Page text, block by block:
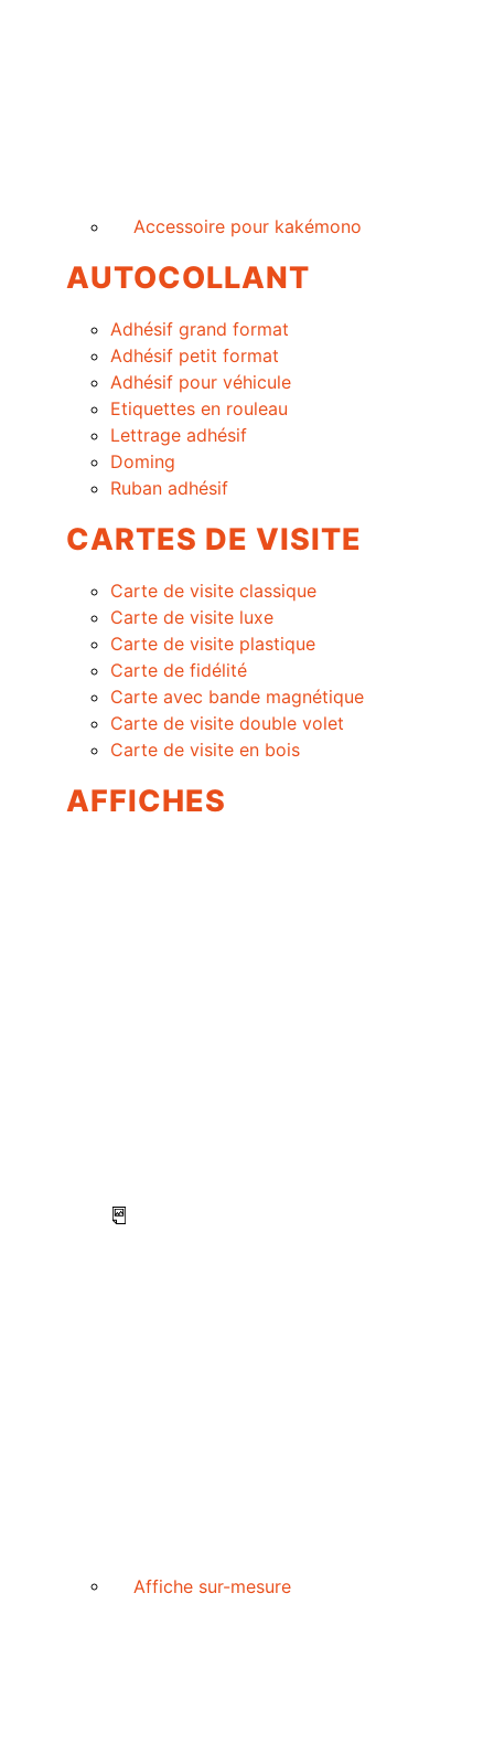
Accessoire pour kakémono
AUTOCOLLANT
Adhésif grand format
Adhésif petit format
Adhésif pour véhicule
Etiquettes en rouleau
Lettrage adhésif
Doming
Ruban adhésif
CARTES DE VISITE
Carte de visite classique
Carte de visite luxe
Carte de visite plastique
Carte de fidélité
Carte avec bande magnétique
Carte de visite double volet
Carte de visite en bois
AFFICHES
Affiche sur-mesure